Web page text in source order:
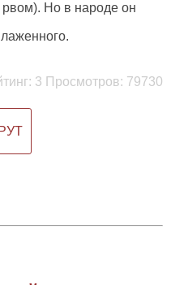
Но в народе он
3 Просмотров: 79730